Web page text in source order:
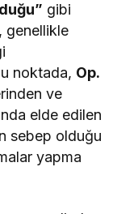
gibi
genellikle
noktada, Op.
ve
elde edilen
sebep olduğu
yapma